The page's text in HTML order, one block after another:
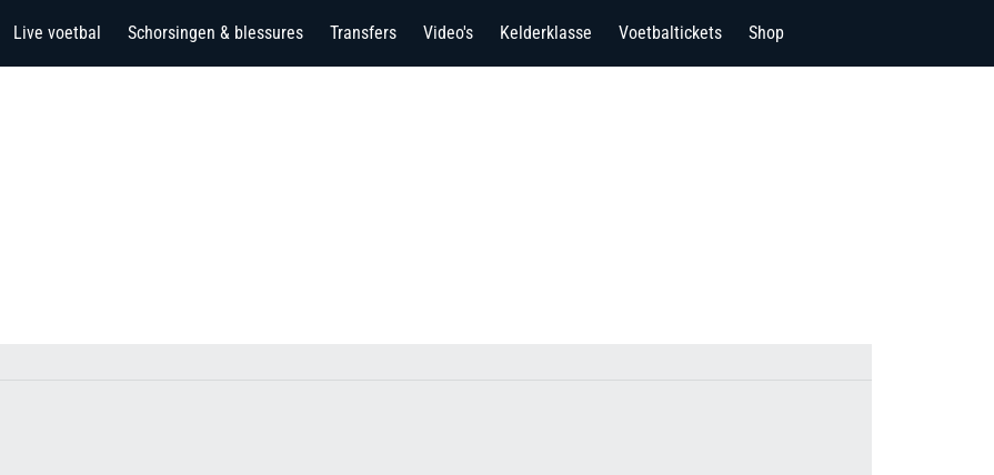
Live voetbal Schorsingen & blessures Transfers Video's Kelderklasse Voetbaltickets Shop